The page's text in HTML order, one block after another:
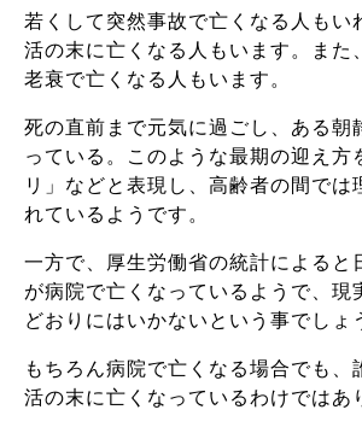
若くして突然事故で亡くなる人もい
活の末に亡くなる人もいます。また
老衰で亡くなる人もいます。
死の直前まで元気に過ごし、ある朝
っている。このような最期の迎え方
リ」などと表現し、高齢者の間では
れているようです。
一方で、厚生労働省の統計によると
が病院で亡くなっているようで、現
どおりにはいかないという事でしょ
もちろん病院で亡くなる場合でも、
活の末に亡くなっているわけではあ